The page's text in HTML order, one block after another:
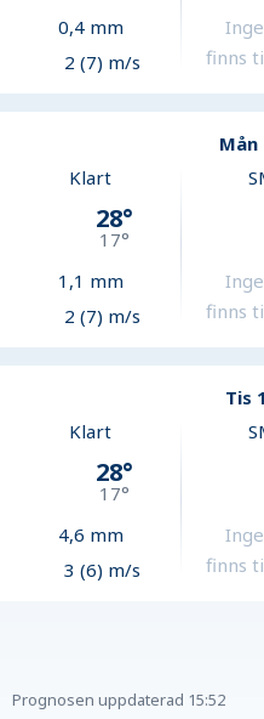
0,4mm
2 (7) m/s
finns
Mån
Klart
28°
17°
1,1 mm
2 (7) m/s
finns
Tis
Klart
28°
17°
4,6 mm
3 (6) m/s
finns
Prognosen uppdaterad 15:52